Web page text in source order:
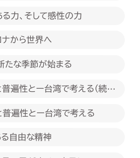
力、そして感性の力
から世界へ
な季節が始まる
遍性とー台湾で考える（続
遍性とー台湾で考える
自由な精神